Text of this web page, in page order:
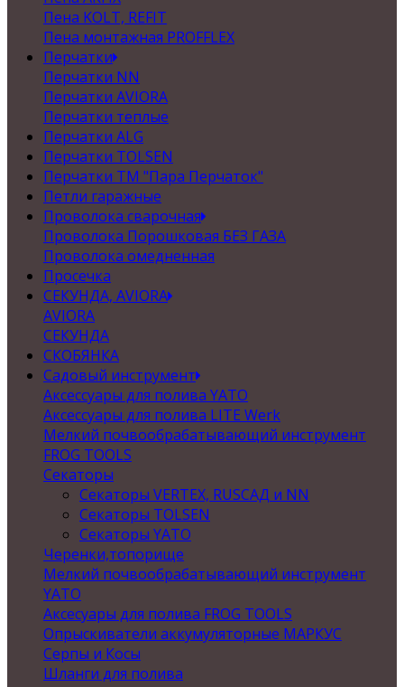
Пена KOLT, REFIT
Пена монтажная PROFFLEX
Перчатки
Перчатки NN
Перчатки AVIORA
Перчатки теплые
Перчатки ALG
Перчатки TOLSEN
Перчатки ТМ "Пара Перчаток"
Петли гаражные
Проволока сварочная
Проволока Порошковая БЕЗ ГАЗА
Проволока омедненная
Просечка
СЕКУНДА, AVIORA
AVIORA
СЕКУНДА
СКОБЯНКА
Садовый инструмент
Аксессуары для полива YATO
Аксессуары для полива LITE Werk
Мелкий почвообрабатывающий инструмент
FROG TOOLS
Секаторы
Секаторы VERTEX, RUSСАД и NN
Секаторы TOLSEN
Секаторы YATO
Черенки,топорище
Мелкий почвообрабатывающий инструмент
YATO
Аксесуары для полива FROG TOOLS
Опрыскиватели аккумуляторные МАРКУС
Серпы и Косы
Шланги для полива